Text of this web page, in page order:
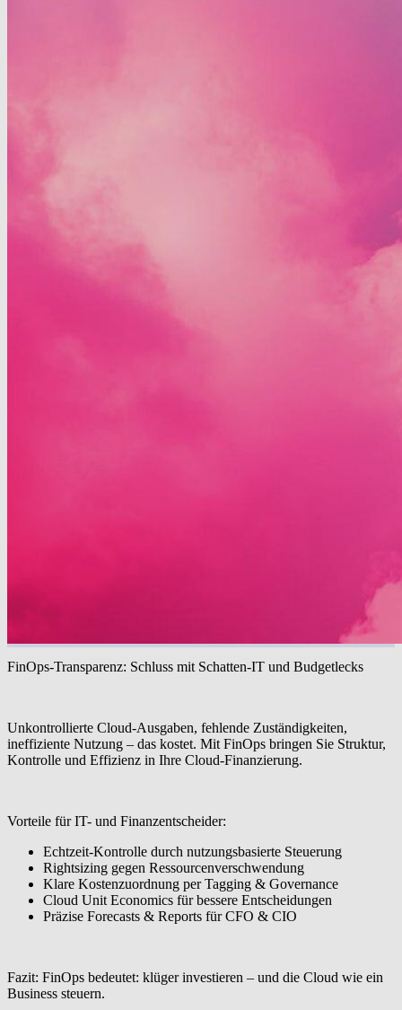
FinOps-Transparenz: Schluss mit Schatten-IT und Budgetlecks
Unkontrollierte Cloud-Ausgaben, fehlende Zuständigkeiten,
ineffiziente Nutzung – das kostet. Mit FinOps bringen Sie Struktur,
Kontrolle und Effizienz in Ihre Cloud-Finanzierung.
Vorteile für IT- und Finanzentscheider:
Echtzeit-Kontrolle durch nutzungsbasierte Steuerung
Rightsizing gegen Ressourcenverschwendung
Klare Kostenzuordnung per Tagging & Governance
Cloud Unit Economics für bessere Entscheidungen
Präzise Forecasts & Reports für CFO & CIO
Fazit: FinOps bedeutet: klüger investieren – und die Cloud wie ein
Business steuern.